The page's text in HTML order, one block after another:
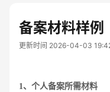
备案材料样例
更新时间 2026-04-03
1、个人备案所需材料